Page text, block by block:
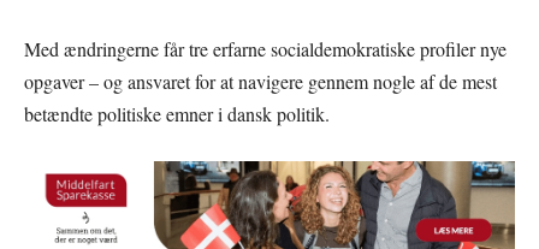
Med ændringerne får tre erfarne socialdemokratiske profiler nye
opgaver – og ansvaret for at navigere gennem nogle af de mest
betændte politiske emner i dansk politik.